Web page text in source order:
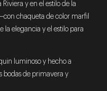
y en el estilo de la
chaqueta de color marfil
la elegancia y el estilo para
luminoso y hecho a
bodas de primavera y